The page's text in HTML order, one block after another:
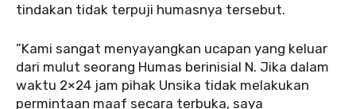
tindakan tidak terpuji humasnya tersebut.
‎‎”Kami sangat menyayangkan ucapan yang keluar
dari mulut seorang Humas berinisial N. Jika dalam
waktu 2×24 jam pihak Unsika tidak melakukan
permintaan maaf secara terbuka, saya